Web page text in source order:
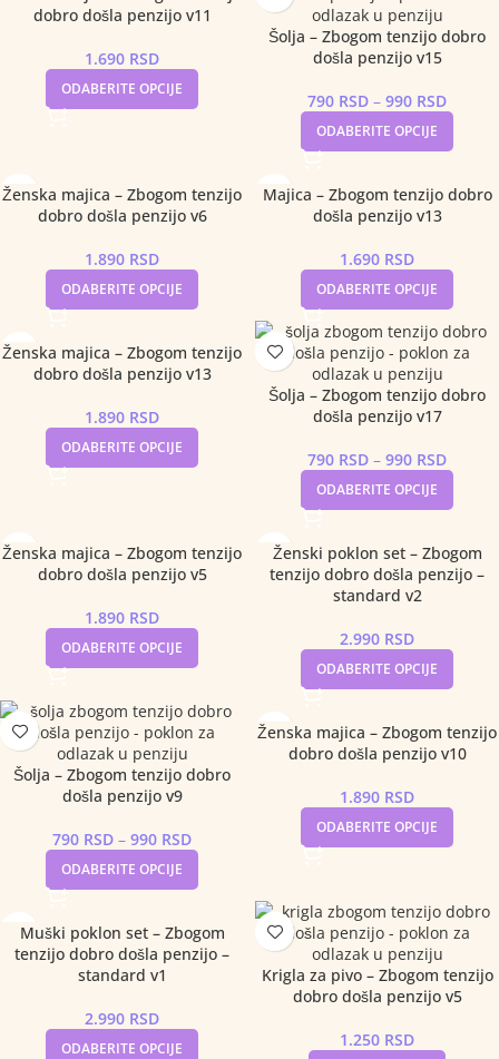
dobro došla penzijo v11
1.690 RSD
ODABERITE OPCIJE
Šolja – Zbogom tenzijo dobro
došla penzijo v15
790 RSD – 990 RSD
ODABERITE OPCIJE
Ženska majica – Zbogom tenzijo
dobro došla penzijo v6
1.890 RSD
ODABERITE OPCIJE
Majica – Zbogom tenzijo dobro
došla penzijo v13
1.690 RSD
ODABERITE OPCIJE
Ženska majica – Zbogom tenzijo
dobro došla penzijo v13
1.890 RSD
ODABERITE OPCIJE
Šolja – Zbogom tenzijo dobro
došla penzijo v17
790 RSD – 990 RSD
ODABERITE OPCIJE
Ženska majica – Zbogom tenzijo
dobro došla penzijo v5
1.890 RSD
ODABERITE OPCIJE
Ženski poklon set – Zbogom
tenzijo dobro došla penzijo –
standard v2
2.990 RSD
ODABERITE OPCIJE
Šolja – Zbogom tenzijo dobro
došla penzijo v9
790 RSD – 990 RSD
ODABERITE OPCIJE
Ženska majica – Zbogom tenzijo
dobro došla penzijo v10
1.890 RSD
ODABERITE OPCIJE
Muški poklon set – Zbogom
tenzijo dobro došla penzijo –
standard v1
2.990 RSD
ODABERITE OPCIJE
Krigla za pivo – Zbogom tenzijo
dobro došla penzijo v5
1.250 RSD